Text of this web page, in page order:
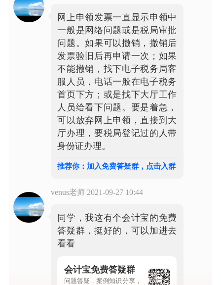
网上申领发票一直显示申领中
一般是网络问题或是税局审批
问题。如果可以撤销，撤销后
发票验旧后再申请一次；如果
不能撤销，找下电子税务局客
服人员，电话一般在电子税务
首页下方；或是找下大厅工作
人员给看下问题。要是着急，
可以放弃网上申领，直接到大
厅办理，要税局登记过的人带
身份证办理。
推荐你：加入免费答疑群，点击入群
venus老师 2021-09-27 10:44
同学，我这有个会计宝的免费
答疑群，挺好的，可以加进去
看看
会计宝免费答疑群
问题答疑，案例知识分享，